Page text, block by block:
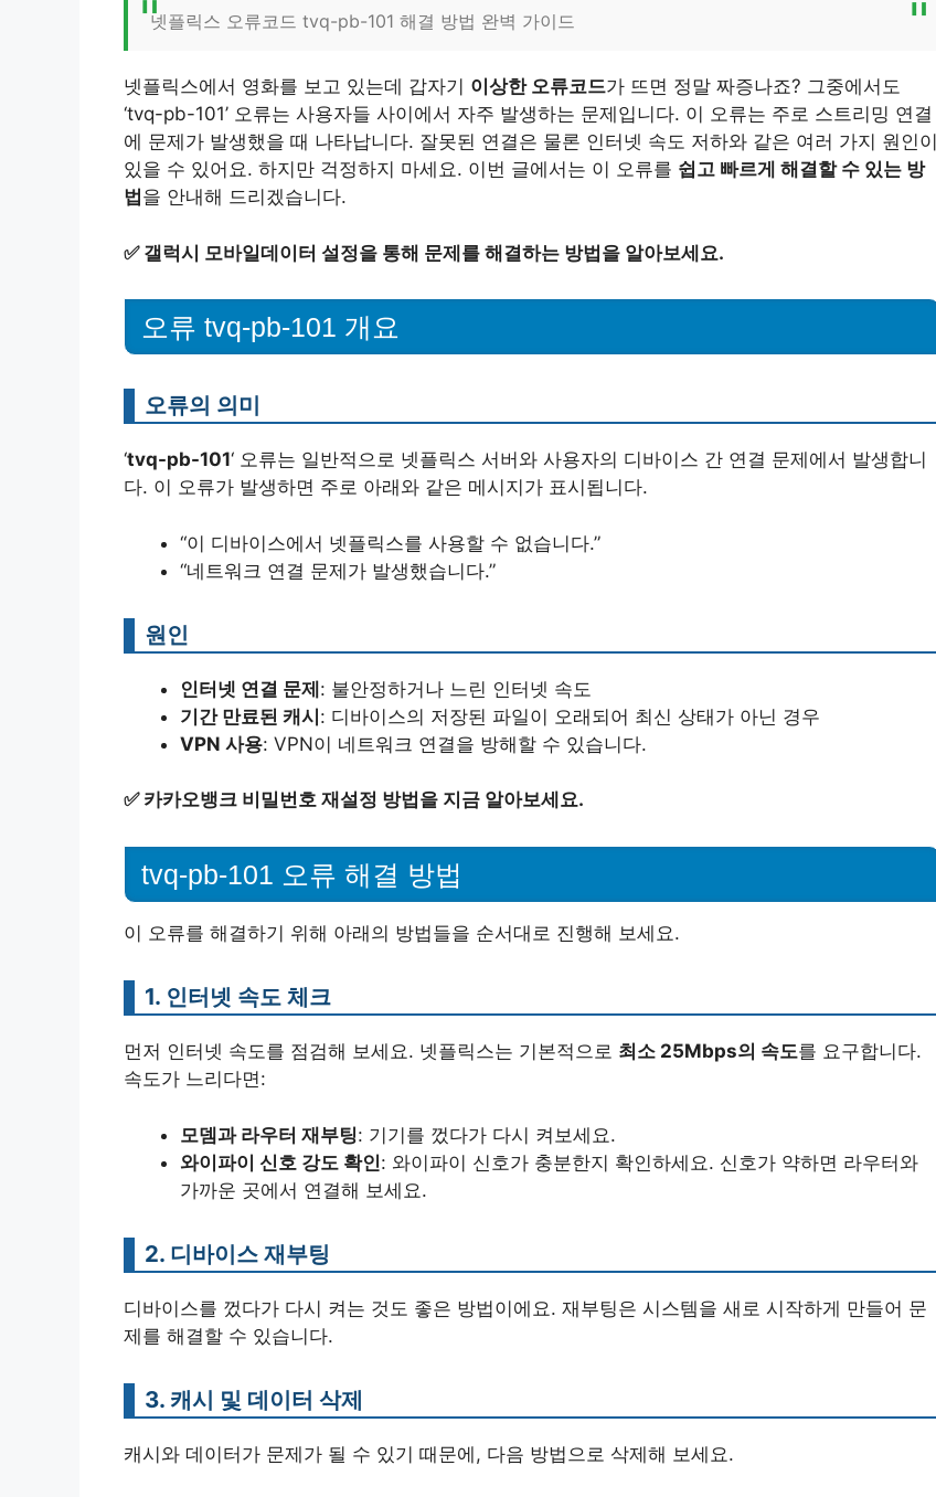
넷플릭스 오류코드 tvq-pb-101 해결 방법 완벽 가이드
넷플릭스에서 영화를 보고 있는데 갑자기 이상한 오류코드가 뜨면 정말 짜증나죠? 그중에서도
‘tvq-pb-101’ 오류는 사용자들 사이에서 자주 발생하는 문제입니다. 이 오류는 주로 스트리밍 연결
에 문제가 발생했을 때 나타납니다. 잘못된 연결은 물론 인터넷 속도 저하와 같은 여러 가지 원인이
있을 수 있어요. 하지만 걱정하지 마세요. 이번 글에서는 이 오류를 쉽고 빠르게 해결할 수 있는 방
법 을 안내해 드리겠습니다.
✅ 갤럭시 모바일데이터 설정을 통해 문제를 해결하는 방법을 알아보세요.
오류 tvq-pb-101 개요
오류의 의미
‘tvq-pb-101‘ 오류는 일반적으로 넷플릭스 서버와 사용자의 디바이스 간 연결 문제에서 발생합니
다. 이 오류가 발생하면 주로 아래와 같은 메시지가 표시됩니다.
“이 디바이스에서 넷플릭스를 사용할 수 없습니다.”
“네트워크 연결 문제가 발생했습니다.”
원인
인터넷 연결 문제: 불안정하거나 느린 인터넷 속도
기간 만료된 캐시: 디바이스의 저장된 파일이 오래되어 최신 상태가 아닌 경우
VPN 사용: VPN이 네트워크 연결을 방해할 수 있습니다.
✅ 카카오뱅크 비밀번호 재설정 방법을 지금 알아보세요.
tvq-pb-101 오류 해결 방법
이 오류를 해결하기 위해 아래의 방법들을 순서대로 진행해 보세요.
1. 인터넷 속도 체크
먼저 인터넷 속도를 점검해 보세요. 넷플릭스는 기본적으로 최소 25Mbps의 속도를 요구합니다.
속도가 느리다면:
모뎀과 라우터 재부팅: 기기를 껐다가 다시 켜보세요.
와이파이 신호 강도 확인: 와이파이 신호가 충분한지 확인하세요. 신호가 약하면 라우터와
가까운 곳에서 연결해 보세요.
2. 디바이스 재부팅
디바이스를 껐다가 다시 켜는 것도 좋은 방법이에요. 재부팅은 시스템을 새로 시작하게 만들어 문
제를 해결할 수 있습니다.
3. 캐시 및 데이터 삭제
캐시와 데이터가 문제가 될 수 있기 때문에, 다음 방법으로 삭제해 보세요.